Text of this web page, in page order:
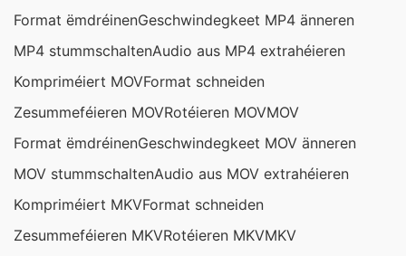
Format ëmdréinenGeschwindegkeet MP4 änneren
MP4 stummschaltenAudio aus MP4 extrahéieren
Kompriméiert MOVFormat schneiden
Zesummeféieren MOVRotéieren MOVMOV
Format ëmdréinenGeschwindegkeet MOV änneren
MOV stummschaltenAudio aus MOV extrahéieren
Kompriméiert MKVFormat schneiden
Zesummeféieren MKVRotéieren MKVMKV